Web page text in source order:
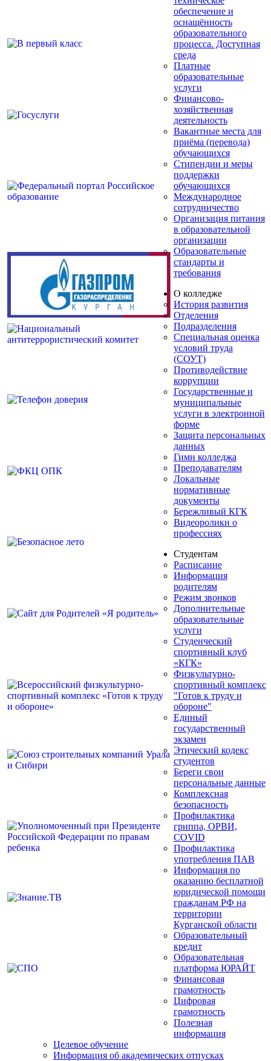
обеспечение и
оснащённость
образовательного
процесса. Доступная
среда
Платные
образовательные
услуги
Финансово-
хозяйственная
деятельность
Вакантные места для
приёма (перевода)
обучающихся
Стипендии и меры
поддержки
обучающихся
Международное
сотрудничество
Организация питания
в образовательной
организации
Образовательные
стандарты и
требования
О колледже
История развития
Отделения
Подразделения
Специальная оценка
условий труда
(СОУТ)
Противодействие
коррупции
Государственные и
муниципальные
услуги в электронной
форме
Защита персональных
данных
Гимн колледжа
Преподавателям
Локальные
нормативные
документы
Бережливый КГК
Видеоролики о
профессиях
Студентам
Расписание
Информация
родителям
Режим звонков
Дополнительные
образовательные
услуги
Студенческий
спортивный клуб
«КГК»
Физкультурно-
спортивный комплекс
"Готов к труду и
обороне"
Единый
государственный
экзамен
Этический кодекс
студентов
Береги свои
персональные данные
Комплексная
безопасность
Профилактика
гриппа, ОРВИ,
COVID
Профилактика
употребления ПАВ
Информация по
оказанию бесплатной
юридической помощи
гражданам РФ на
территории
Курганской области
Образовательный
кредит
Образовательная
платформа ЮРАЙТ
Финансовая
грамотность
Цифровая
грамотность
Полезная
информация
Целевое обучение
Информация об академических отпусках